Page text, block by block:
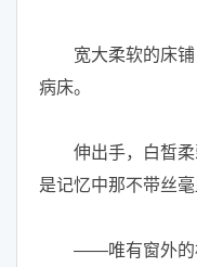
宽大柔软的床铺
病床。
伸出手，白皙柔
是记忆中那不带丝
——唯有窗外的杜